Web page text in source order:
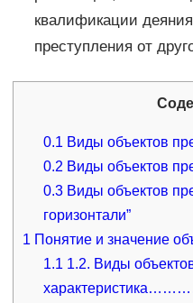
квалификации
преступления от
0.1 Виды объектов
0.2 Виды объектов
0.3 Виды объектов
горизонтали”
1 Понятие и значение
1.1 1.2. Виды